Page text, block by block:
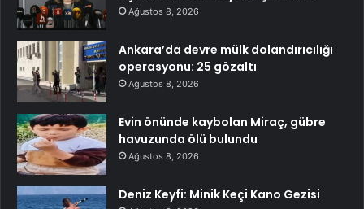
Ağustos 8, 2026
Ankara’da devre mülk dolandırıcılığı
operasyonu: 25 gözaltı
Ağustos 8, 2026
Evin önünde kaybolan Miraç, gübre
havuzunda ölü bulundu
Ağustos 8, 2026
Deniz Keyfi: Minik Keçi Kano Gezisi